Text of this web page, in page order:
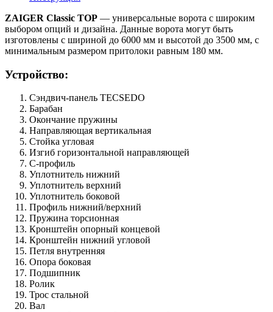
ZAIGER Classic TOP — универсальные ворота с широким
выбором опций и дизайна. Данные ворота могут быть
изготовлены с шириной до 6000 мм и высотой до 3500 мм, с
минимальным размером притолоки равным 180 мм.
Устройство:
Сэндвич-панель TECSEDO
Барабан
Окончание пружины
Направляющая вертикальная
Стойка угловая
Изгиб горизонтальной направляющей
С-профиль
Уплотнитель нижний
Уплотнитель верхний
Уплотнитель боковой
Профиль нижний/верхний
Пружина торсионная
Кронштейн опорный концевой
Кронштейн нижний угловой
Петля внутренняя
Опора боковая
Подшипник
Ролик
Трос стальной
Вал